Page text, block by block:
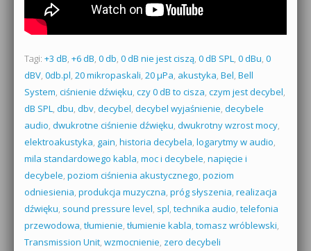
Tagi: +3 dB, +6 dB, 0 db, 0 dB nie jest ciszą, 0 dB SPL, 0 dBu, 0
dBV, 0db.pl, 20 mikropaskali, 20 µPa, akustyka, Bel, Bell
System, ciśnienie dźwięku, czy 0 dB to cisza, czym jest decybel,
dB SPL, dbu, dbv, decybel, decybel wyjaśnienie, decybele
audio, dwukrotne ciśnienie dźwięku, dwukrotny wzrost mocy,
elektroakustyka, gain, historia decybela, logarytmy w audio,
mila standardowego kabla, moc i decybele, napięcie i
decybele, poziom ciśnienia akustycznego, poziom
odniesienia, produkcja muzyczna, próg słyszenia, realizacja
dźwięku, sound pressure level, spl, technika audio, telefonia
przewodowa, tłumienie, tłumienie kabla, tomasz wróblewski,
Transmission Unit, wzmocnienie, zero decybeli